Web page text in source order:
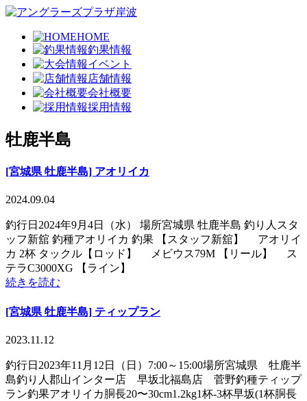
HOME
釣果情報
イベント
店舗情報
会社概要
採用情報
牡鹿半島
[宮城県 牡鹿半島] アオリイカ
2024.09.04
釣行日2024年9月4日（水） 場所宮城県 牡鹿半島 釣り人スタ
ッフ新舘 釣種アオリイカ 釣果 【スタッフ新舘】 アオリイ
カ 2杯 タックル【ロッド】 メビウス79M 【リール】 ス
テラC3000XG 【ライン】
続きを読む
[宮城県 牡鹿半島] ティップラン
2023.11.12
釣行日2023年11月12日（日）7:00～15:00場所宮城県 牡鹿半
島釣り人郡山インター店 早坂北福島店 菅野釣種ティップ
ラン釣果アオリイカ胴長20〜30cm1.2kg1杯-3杯早坂(1杯胴長